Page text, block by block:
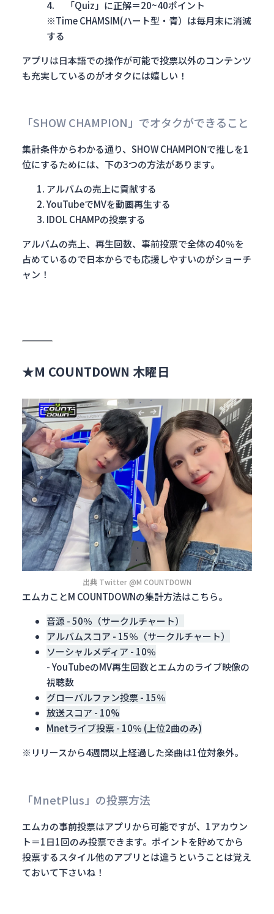
4. 「Quiz」に正解＝20~40ポイント
※Time CHAMSIM(ハート型・青）は毎月末に消滅
する
アプリは日本語での操作が可能で投票以外のコンテンツ
も充実しているのがオタクには嬉しい！
「SHOW CHAMPION」でオタクができること
集計条件からわかる通り、SHOW CHAMPIONで推しを1
位にするためには、下の3つの方法があります。
アルバムの売上に貢献する
YouTubeでMVを動画再生する
IDOL CHAMPの投票する
アルバムの売上、再生回数、事前投票で全体の40％を
占めているので日本からでも応援しやすいのがショーチ
ャン！
★M COUNTDOWN 木曜日
出典 Twitter @M COUNTDOWN
エムカことM COUNTDOWNの集計方法はこちら。
音源 - 50％（サークルチャート）
アルバムスコア - 15％（サークルチャート）
ソーシャルメディア - 10％
- YouTubeのMV再生回数とエムカのライブ映像の
視聴数
グローバルファン投票 - 15％
放送スコア - 10%
Mnetライブ投票 - 10％ (上位2曲のみ)
※リリースから4週間以上経過した楽曲は1位対象外。
「MnetPlus」の投票方法
エムカの事前投票はアプリから可能ですが、1アカウン
ト＝1日1回のみ投票できます。ポイントを貯めてから
投票するスタイル他のアプリとは違うということは覚え
ておいて下さいね！